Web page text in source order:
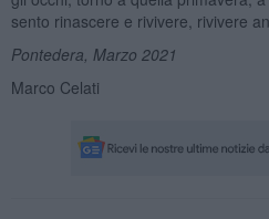
sento rinascere e rivivere, rivivere
Pontedera, Marzo 2021
Marco Celati